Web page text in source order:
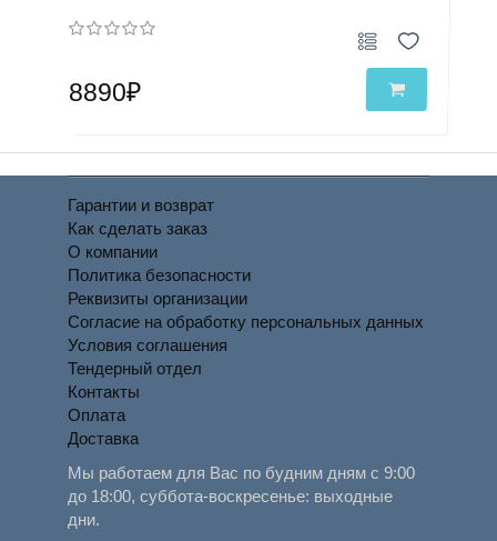
8890₽
Гарантии и возврат
Как сделать заказ
О компании
Политика безопасности
Реквизиты организации
Согласие на обработку персональных данных
Условия соглашения
Тендерный отдел
Контакты
Оплата
Доставка
Мы работаем для Вас по будним дням с 9:00
до 18:00, суббота-воскресенье: выходные
дни.